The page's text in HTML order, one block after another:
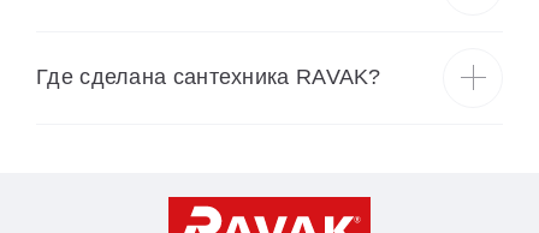
Где сделана сантехника RAVAK?